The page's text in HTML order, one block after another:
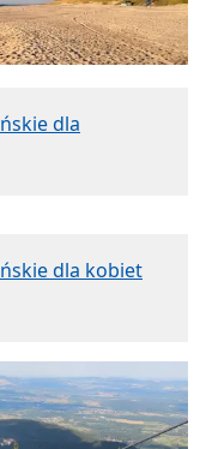
dla
dla kobiet